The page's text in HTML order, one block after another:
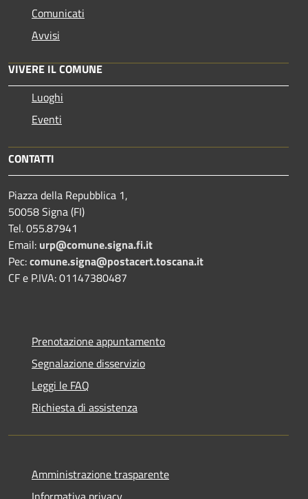
Comunicati
Avvisi
VIVERE IL COMUNE
Luoghi
Eventi
CONTATTI
Piazza della Repubblica 1,
50058 Signa (FI)
Tel. 055.87941
Email: urp@comune.signa.fi.it
Pec:comune.signa@postacert.toscana.it
CF e P.IVA: 01147380487
Prenotazione appuntamento
Segnalazione disservizio
Leggi le FAQ
Richiesta di assistenza
Amministrazione trasparente